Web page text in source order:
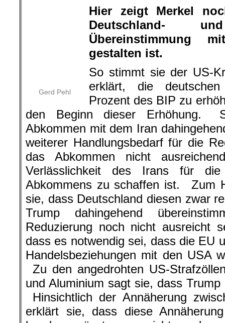
So stimmt sie der US-
deutschen Militärausgaben auf 2
zwar ohne Angabe für den
stimmt beim Atom-Abkommen mit
Trump überein, dass weiterer
erforderlich ist, dass das
eine weitere Verlässlichkeit des
des Abkommens zu schaffen ist.
erklärt sie, dass Deutschland
sie mit Trump dahingehend
Reduzierung noch nicht ausreicht
dass es notwendig sei, dass die EU
Handelsbeziehungen mit den USA
Zu den angedrohten US-
und Aluminium sagt sie, dass
Hinsichtlich der Annäherung
erklärt sie, dass diese
beruhen müsste, was nichts
somit als Zustimmung zur US-
Worten kundtat, dass die USA
solange aufrechterhalten,
Denuklearerisierung auf der Insel